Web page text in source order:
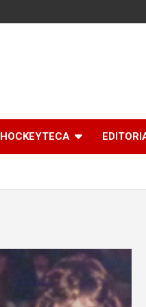
HOCKEYTECA